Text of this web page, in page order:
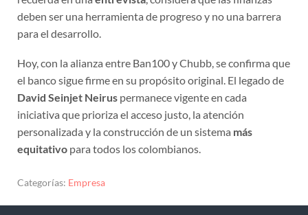
deben ser una herramienta de progreso y no una barrera
para el desarrollo.
Hoy, con la alianza entre Ban100 y Chubb, se confirma que
el banco sigue firme en su propósito original. El legado de
David Seinjet Neirus permanece vigente en cada
iniciativa que prioriza el acceso justo, la atención
personalizada y la construcción de un sistema más
equitativopara todos los colombianos.
Categorías: Empresa